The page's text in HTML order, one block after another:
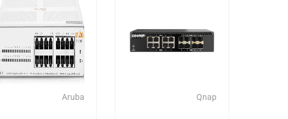
Qnap
Aruba